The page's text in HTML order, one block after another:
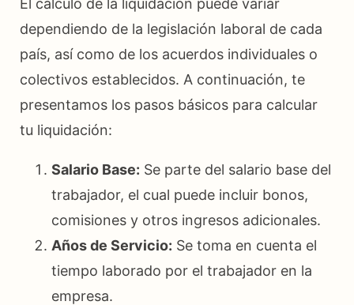
dependiendo de la legislación laboral de cada
país, así como de los acuerdos individuales o
colectivos establecidos. A continuación, te
presentamos los pasos básicos para calcular
tu liquidación:
Salario Base: Se parte del salario base del
trabajador, el cual puede incluir bonos,
comisiones y otros ingresos adicionales.
Años de Servicio: Se toma en cuenta el
tiempo laborado por el trabajador en la
empresa.